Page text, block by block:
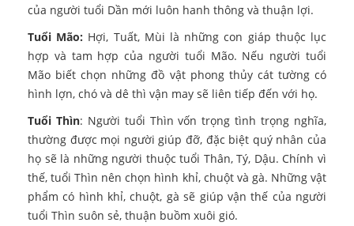
của người tuổi Dần mới luôn hanh thông và thuận lợi.
Tuổi Mão: Hợi, Tuất, Mùi là những con giáp thuộc lục
hợp và tam hợp của người tuổi Mão. Nếu người tuổi
Mão biết chọn những đồ vật phong thủy cát tường có
hình lợn, chó và dê thì vận may sẽ liên tiếp đến với họ.
Tuổi Thìn: Người tuổi Thìn vốn trọng tình trọng nghĩa,
thường được mọi người giúp đỡ, đặc biệt quý nhân của
họ sẽ là những người thuộc tuổi Thân, Tý, Dậu. Chính vì
thế, tuổi Thìn nên chọn hình khỉ, chuột và gà. Những vật
phẩm có hình khỉ, chuột, gà sẽ giúp vận thế của người
tuổi Thìn suôn sẻ, thuận buồm xuôi gió.